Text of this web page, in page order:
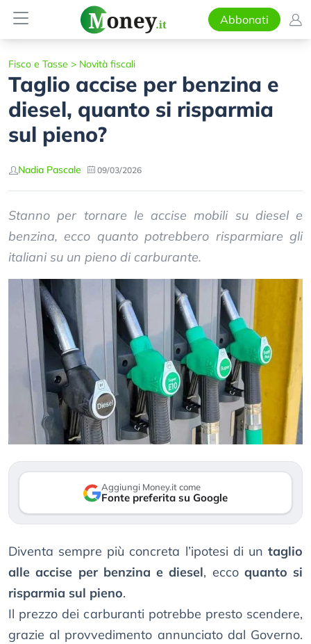
Abbonati
Fisco e Tasse > Novità fiscali
Taglio accise per benzina e
diesel, quanto si risparmia
sul pieno?
Nadia Pascale 09/03/2026
Stanno per tornare le accise mobili su diesel e
benzina, ecco quanto potrebbero risparmiare gli
italiani su un pieno di carburante.
Aggiungi Money.it come
Fonte preferita su Google
Diventa sempre più concreta l’ipotesi di un taglio
alle accise per benzina e diesel, ecco quanto si
risparmia sul pieno.
Il prezzo dei carburanti potrebbe presto scendere,
grazie al provvedimento annunciato dal Governo.